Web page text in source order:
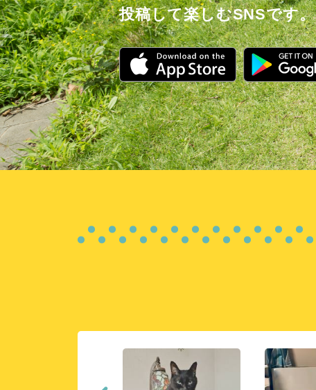
投稿して楽しむSNSです。